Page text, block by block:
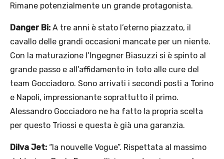
Rimane potenzialmente un grande protagonista.
Danger Bi: A tre anni è stato l’eterno piazzato, il
cavallo delle grandi occasioni mancate per un niente.
Con la maturazione l’Ingegner Biasuzzi si è spinto al
grande passo e all’affidamento in toto alle cure del
team Gocciadoro. Sono arrivati i secondi posti a Torino
e Napoli, impressionante soprattutto il primo.
Alessandro Gocciadoro ne ha fatto la propria scelta
per questo Triossi e questa è già una garanzia.
Dilva Jet: “la nouvelle Vogue”. Rispettata al massimo